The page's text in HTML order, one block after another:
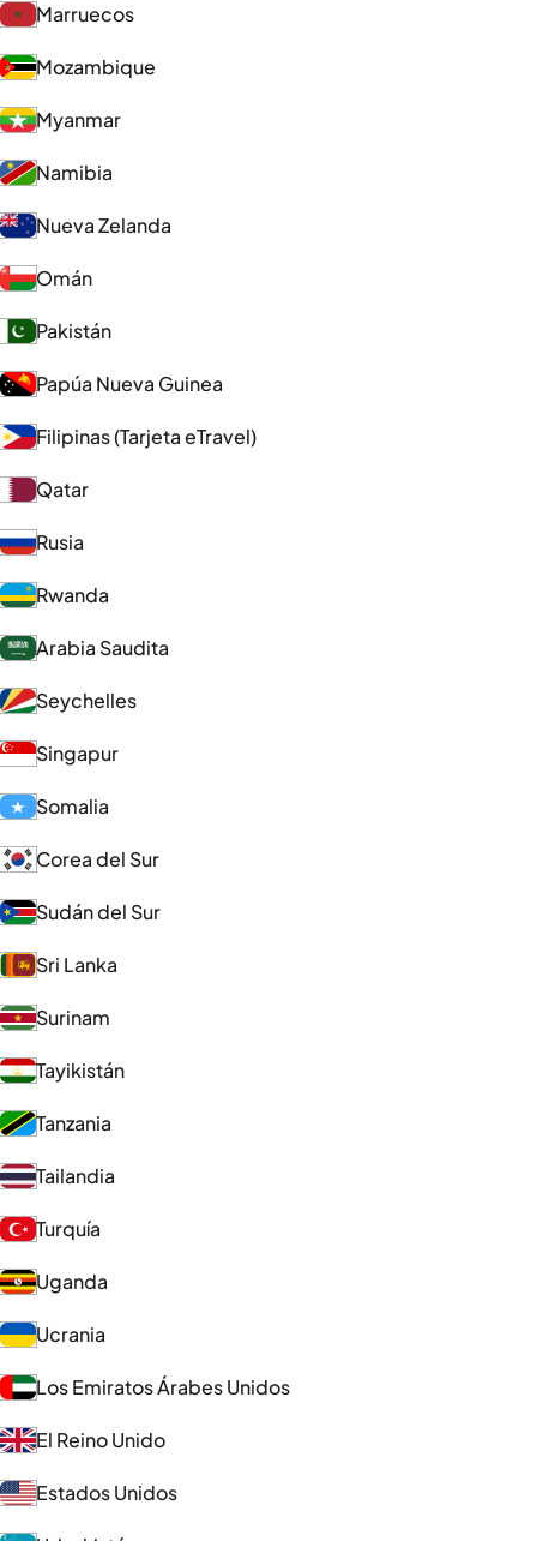
Marruecos
Mozambique
Myanmar
Namibia
Nueva Zelanda
Omán
Pakistán
Papúa Nueva Guinea
Filipinas (Tarjeta eTravel)
Qatar
Rusia
Rwanda
Arabia Saudita
Seychelles
Singapur
Somalia
Corea del Sur
Sudán del Sur
Sri Lanka
Surinam
Tayikistán
Tanzania
Tailandia
Turquía
Uganda
Ucrania
Los Emiratos Árabes Unidos
El Reino Unido
Estados Unidos